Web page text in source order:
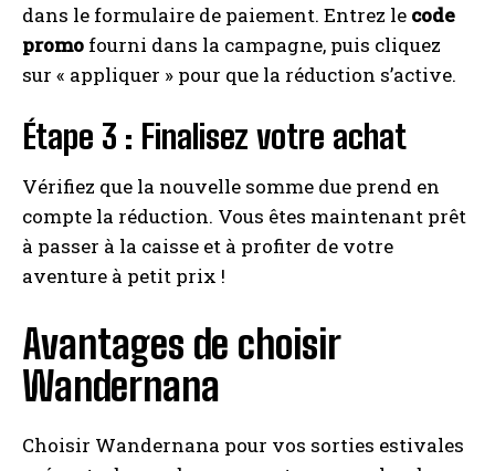
I WANT IN
A LIRE : Code Promo babylux : profitez du tarif
réduit !
dans le formulaire de paiement. Entrez le code
promo fourni dans la campagne, puis cliquez
sur « appliquer » pour que la réduction s’active.
Étape 3 : Finalisez votre achat
Vérifiez que la nouvelle somme due prend en
compte la réduction. Vous êtes maintenant prêt
à passer à la caisse et à profiter de votre
aventure à petit prix !
Avantages de choisir
Wandernana
Choisir Wandernana pour vos sorties estivales